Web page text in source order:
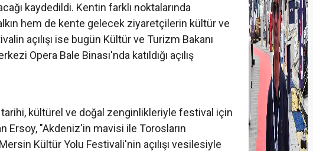
kaydedildi. Kentin farklı noktalarında
hem de kente gelecek ziyaretçilerin kültür ve
açılışı ise bugün Kültür ve Turizm Bakanı
Opera Bale Binası'nda katıldığı açılış
tarihi, kültürel ve doğal zenginlikleriyle festival için
Ersoy, "Akdeniz'in mavisi ile Torosların
Kültür Yolu Festivali'nin açılışı vesilesiyle